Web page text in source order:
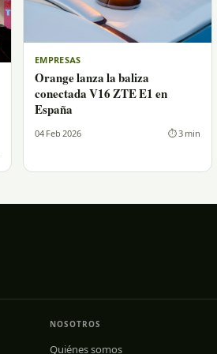
EMPRESAS
Orange lanza la baliza
conectada V16 ZTE E1 en
España
04 Feb 2026 ⏱ 3 min
NOSOTROS
Quiénes somos